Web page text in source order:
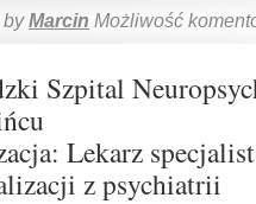
by Marcin Możliwość
Szpital
Lekarz
z psychiatrii